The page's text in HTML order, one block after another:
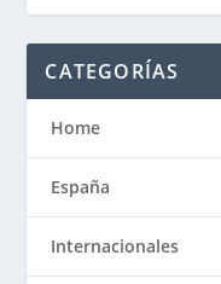
CATEGORÍAS
Home
España
Internacionales